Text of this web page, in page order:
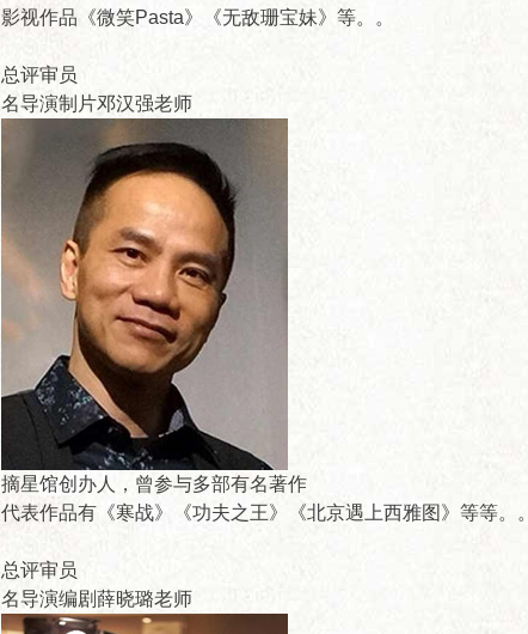
影视作品《微笑Pasta》《无敌珊宝妹》等。。
总评审员
名导演制片邓汉强老师
摘星馆创办人，曾参与多部有名著作
代表作品有《寒战》《功夫之王》《北京遇上西雅图》等等。。
总评审员
名导演编剧薛晓璐老师